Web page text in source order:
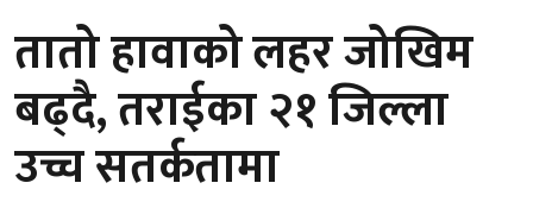
तातो हावाको लहर जोखिम
बढ्दै, तराईका २१ जिल्ला
उच्च सतर्कतामा